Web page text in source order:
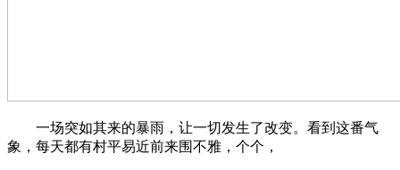
一场突如其来的暴雨，让一切发生了改变。看到这番气
象，每天都有村平易近前来围不雅，个个，